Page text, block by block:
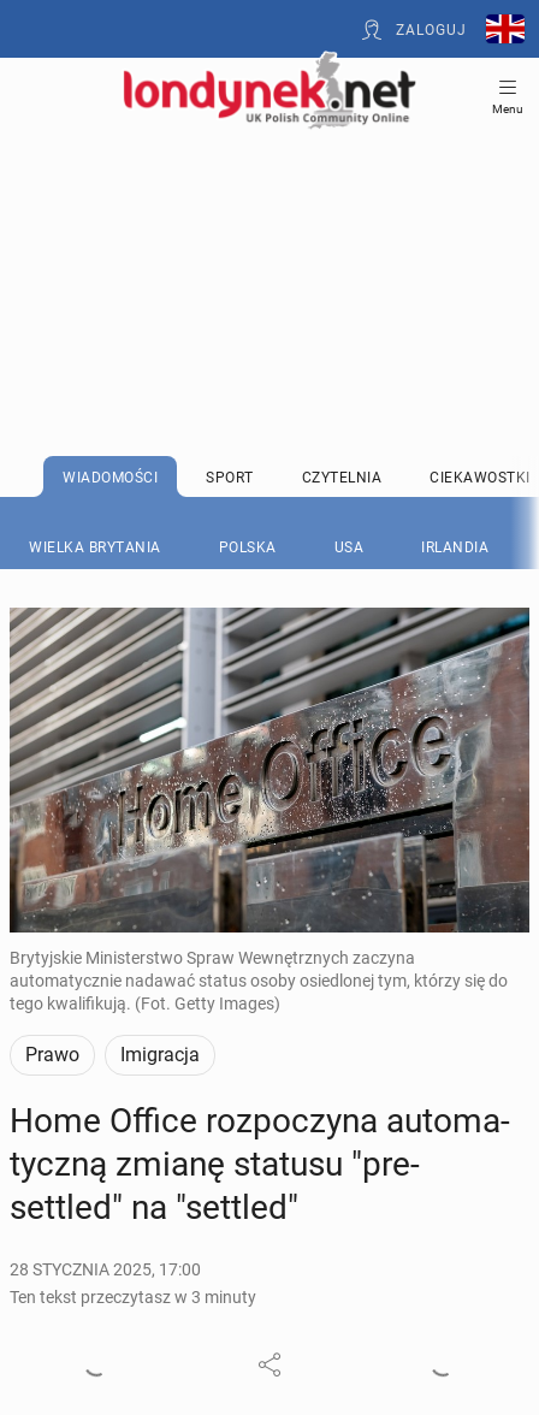
ZALOGUJ
Menu
WIADOMOŚCI SPORT CZYTELNIA CIEKAWOSTKI
WIELKA BRYTANIA POLSKA USA IRLANDIA
Brytyjskie Ministerstwo Spraw Wewnętrznych zaczyna
automatycznie nadawać status osoby osiedlonej tym, którzy się do
tego kwalifikują. (Fot. Getty Images)
Prawo Imigracja
Home Office roz­po­czy­na au­to­ma­
tycz­ną zmianę statusu "pre-
settled" na "settled"
28 STYCZNIA 2025, 17:00
Ten tekst przeczytasz w 3 minuty